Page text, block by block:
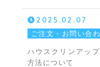
2025.02.07
ご注文・お問い合
ハウスクリンアッ
方法について